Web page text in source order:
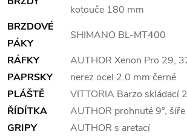
kotouče 180 mm
BRZDOVÉ
PÁKY
SHIMANO BL-MT400
RÁFKY
AUTHOR Xenon Pro 29,
PAPRSKY
nerez ocel 2.0 mm černé
PLÁŠTĚ
VITTORIA Barzo skládací
ŘÍDÍTKA
AUTHOR prohnuté 9°,
GRIPY
AUTHOR s aretací